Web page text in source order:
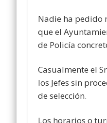
Nadie ha pedido
que el
de Policía
Casualmente el
los Jefes sin
de selección.
Los horarios o